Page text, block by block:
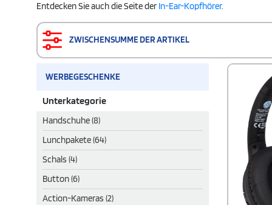
Entdecken Sie auch die Seite der In-Ear-Kopfhörer.
ZWISCHENSUMME DER ARTIKEL
WERBEGESCHENKE
Unterkategorie
Handschuhe (8)
Lunchpakete (64)
Schals (4)
Button (6)
Action-Kameras (2)